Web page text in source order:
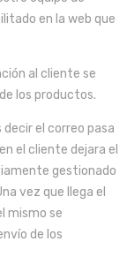
en la web que
al cliente se
los productos.
el correo pasa
el cliente dejara el
gestionado
vez que llega el
mismo se
de los